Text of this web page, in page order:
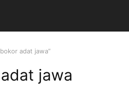
adat jawa”
jawa